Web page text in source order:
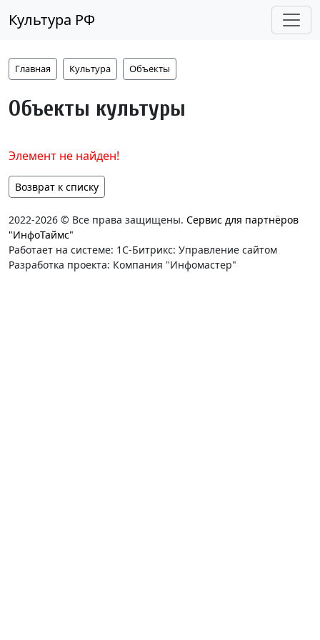
Культура РФ
Главная Культура Объекты
Объекты культуры
Элемент не найден!
Возврат к списку
2022-2026 © Все права защищены. Сервис для партнёров
"ИнфоТаймс"
Работает на системе: 1С-Битрикс: Управление сайтом
Разработка проекта: Компания "Инфомастер"